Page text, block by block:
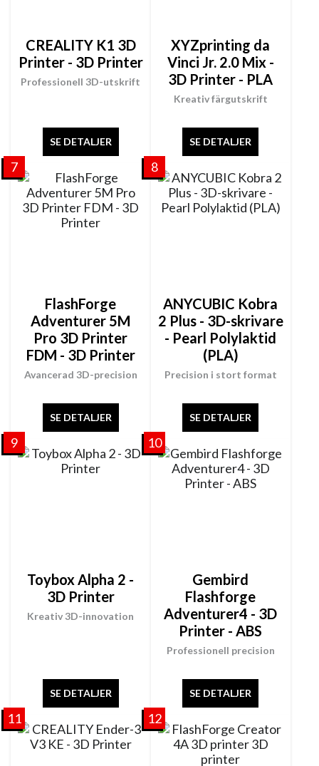
Professionell 3D-utskrift
CREALITY K1 3D
Printer - 3D Printer
SE DETALJER
Kreativ färgutskrift
XYZprinting da
Vinci Jr. 2.0 Mix -
3D Printer - PLA
SE DETALJER
7
Avancerad 3D-precision
FlashForge
Adventurer 5M
Pro 3D Printer
FDM - 3D Printer
SE DETALJER
8
Precision i stort format
ANYCUBIC Kobra
2 Plus - 3D-skrivare
- Pearl Polylaktid
(PLA)
SE DETALJER
9
Kreativ 3D-innovation
Toybox Alpha 2 -
3D Printer
SE DETALJER
10
Professionell precision
Gembird
Flashforge
Adventurer4 - 3D
Printer - ABS
SE DETALJER
11 12